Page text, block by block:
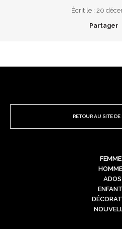
Écrit le : 20
Partager
RETOUR AU SITE
ADOS